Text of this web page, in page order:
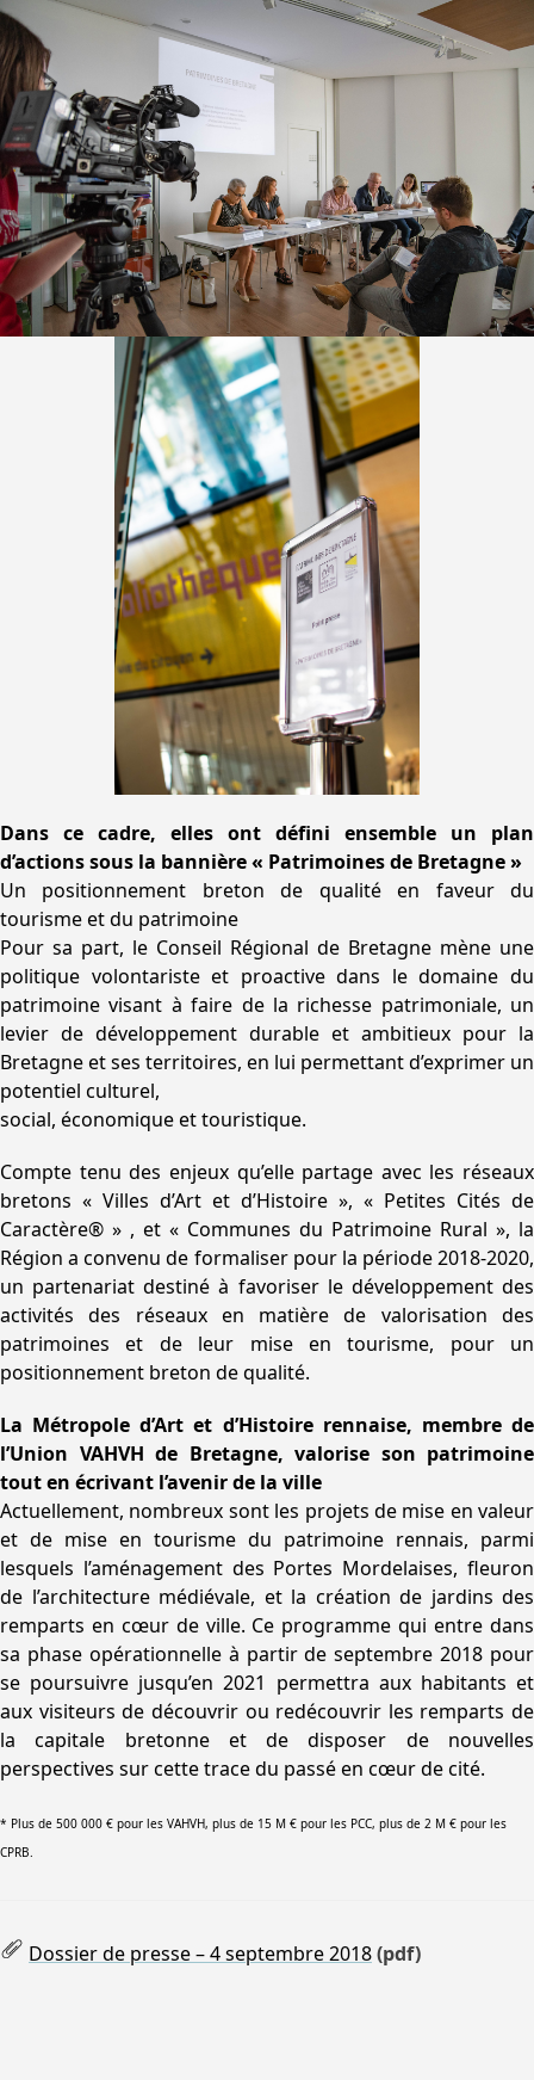
Dans ce cadre, elles ont défini ensemble un plan
d’actions sous la bannière « Patrimoines de Bretagne »
Un positionnement breton de qualité en faveur du
tourisme et du patrimoine
Pour sa part, le Conseil Régional de Bretagne mène une
politique volontariste et proactive dans le domaine du
patrimoine visant à faire de la richesse patrimoniale, un
levier de développement durable et ambitieux pour la
Bretagne et ses territoires, en lui permettant d’exprimer un
potentiel culturel,
social, économique et touristique.
Compte tenu des enjeux qu’elle partage avec les réseaux
bretons « Villes d’Art et d’Histoire », « Petites Cités de
Caractère® » , et « Communes du Patrimoine Rural », la
Région a convenu de formaliser pour la période 2018-2020,
un partenariat destiné à favoriser le développement des
activités des réseaux en matière de valorisation des
patrimoines et de leur mise en tourisme, pour un
positionnement breton de qualité.
La Métropole d’Art et d’Histoire rennaise, membre de
l’Union VAHVH de Bretagne, valorise son patrimoine
tout en écrivant l’avenir de la ville
Actuellement, nombreux sont les projets de mise en valeur
et de mise en tourisme du patrimoine rennais, parmi
lesquels l’aménagement des Portes Mordelaises, fleuron
de l’architecture médiévale, et la création de jardins des
remparts en cœur de ville. Ce programme qui entre dans
sa phase opérationnelle à partir de septembre 2018 pour
se poursuivre jusqu’en 2021 permettra aux habitants et
aux visiteurs de découvrir ou redécouvrir les remparts de
la capitale bretonne et de disposer de nouvelles
perspectives sur cette trace du passé en cœur de cité.
* Plus de 500 000 € pour les VAHVH, plus de 15 M € pour les PCC, plus de 2 M € pour les
CPRB.
Dossier de presse – 4 septembre 2018(pdf)